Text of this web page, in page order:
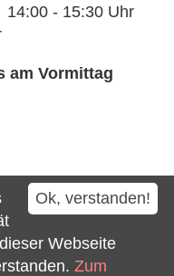
15:30 Uhr
am Vormittag
Kontakt
Impressum
Datenschutz
Ok, verstanden!
Webseite
Zum